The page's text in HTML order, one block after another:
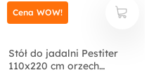
Stół do jadalni Pestiter
110x220 cm orzech
Cena WOW!